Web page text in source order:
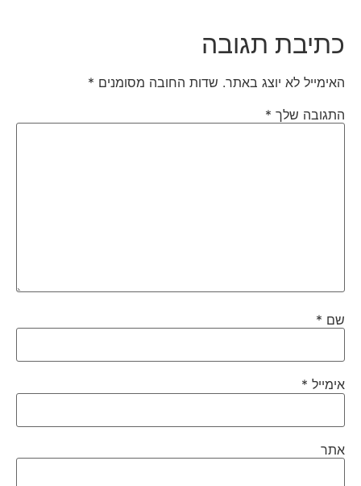
כתיבת תגובה
האימייל לא יוצג באתר. שדות החובה מסומנים*
התגובה שלך*
שם*
אימייל*
אתר